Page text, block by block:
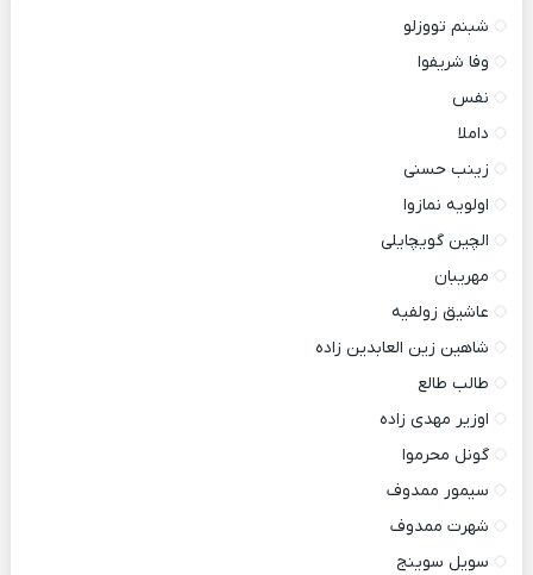
شبنم تووزلو
وفا شریفوا
نفس
داملا
زینب حسنی
اولویه نمازوا
الچین گویچایلی
مهریبان
عاشیق زولفیه
شاهین زین العابدین زاده
طالب طالع
اوزیر مهدی زاده
گونل محرموا
سیمور ممدوف
شهرت ممدوف
سویل سوینج